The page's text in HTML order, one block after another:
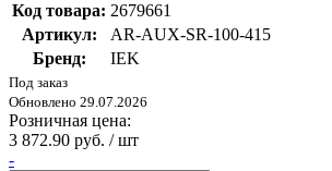
Код товара: 2679661
Артикул:
AR-AUX-SR-100-415
Бренд:
IEK
Под заказ
Обновлено 29.07.2026
Розничная цена:
3 872.90 руб. / шт
-